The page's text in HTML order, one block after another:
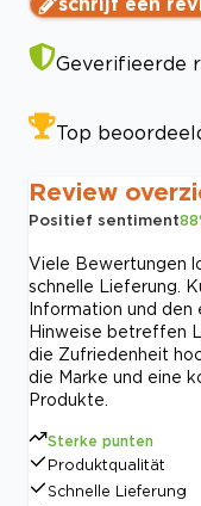
Geverifieerde
Top
Review
Positief sentiment88
Viele Bewertungen
schnelle Lieferung.
Information und den
Hinweise betreffen
die Zufriedenheit
die Marke und eine
Produkte.
Sterke punten
Produktqualität
Schnelle Lieferung